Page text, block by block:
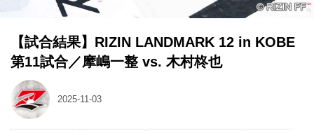
【試合結果】RIZIN LANDMARK 12 in KOBE
第11試合／摩嶋一整 vs. 木村柊也
2025-11-03